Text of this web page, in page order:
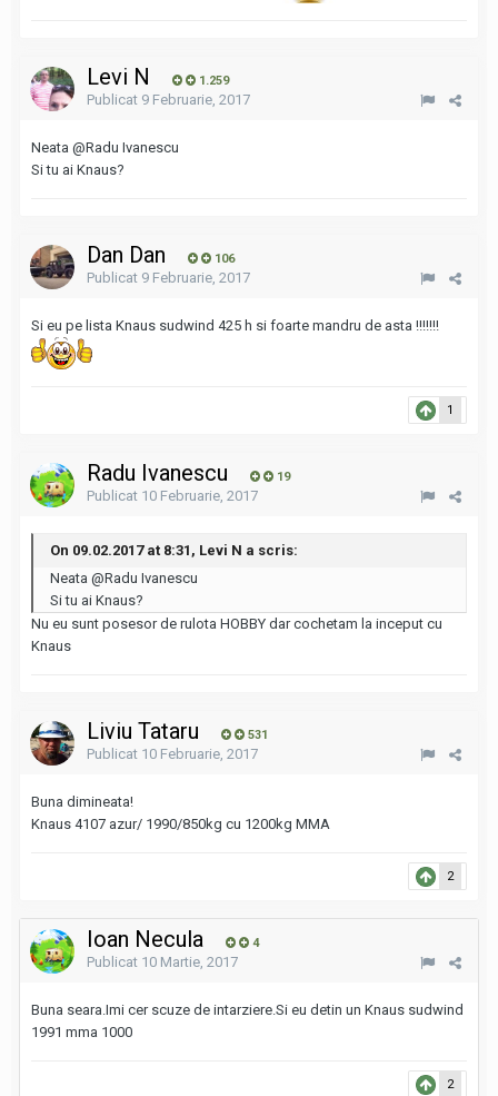
Levi N 1.259
Publicat 9 Februarie, 2017
Neata @Radu Ivanescu
Si tu ai Knaus?
Dan Dan 106
Publicat 9 Februarie, 2017
Si eu pe lista Knaus sudwind 425 h si foarte mandru de asta !!!!!!!
1
Radu Ivanescu 19
Publicat 10 Februarie, 2017
On 09.02.2017 at 8:31, Levi N a scris:
Neata @Radu Ivanescu
Si tu ai Knaus?
Nu eu sunt posesor de rulota HOBBY dar cochetam la inceput cu
Knaus
Liviu Tataru 531
Publicat 10 Februarie, 2017
Buna dimineata!
Knaus 4107 azur/ 1990/850kg cu 1200kg MMA
2
Ioan Necula 4
Publicat 10 Martie, 2017
Buna seara.Imi cer scuze de intarziere.Si eu detin un Knaus sudwind
1991 mma 1000
2